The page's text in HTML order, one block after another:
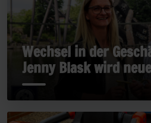
Wechsel in der
Jenny Blask wird neue
Geschäftsführerin